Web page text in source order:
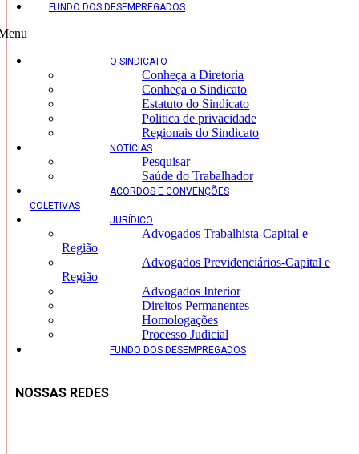
FUNDO DOS DESEMPREGADOS
O SINDICATO
Conheça a Diretoria
Conheça o Sindicato
Estatuto do Sindicato
Politica de privacidade
Regionais do Sindicato
NOTÍCIAS
Pesquisar
Saúde do Trabalhador
ACORDOS E CONVENÇÕES
COLETIVAS
JURÍDICO
Advogados Trabalhista-Capital e
Região
Advogados Previdenciários-Capital e
Região
Advogados Interior
Direitos Permanentes
Homologações
Processo Judicial
FUNDO DOS DESEMPREGADOS
NOSSAS REDES